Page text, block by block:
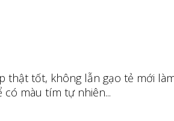
thật tốt, không lẫn gạo tẻ mới
có màu tím tự nhiên...